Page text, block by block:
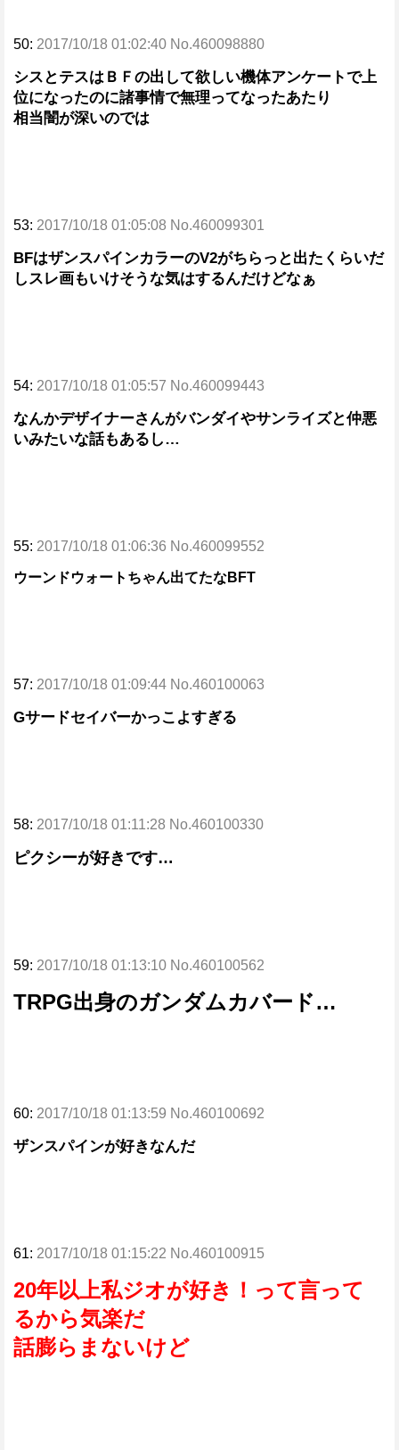
50: 2017/10/18 01:02:40 No.460098880
シスとテスはＢＦの出して欲しい機体アンケートで上
位になったのに諸事情で無理ってなったあたり
相当闇が深いのでは
53: 2017/10/18 01:05:08 No.460099301
BFはザンスパインカラーのV2がちらっと出たくらいだ
しスレ画もいけそうな気はするんだけどなぁ
54: 2017/10/18 01:05:57 No.460099443
なんかデザイナーさんがバンダイやサンライズと仲悪
いみたいな話もあるし…
55: 2017/10/18 01:06:36 No.460099552
ウーンドウォートちゃん出てたなBFT
57: 2017/10/18 01:09:44 No.460100063
Gサードセイバーかっこよすぎる
58: 2017/10/18 01:11:28 No.460100330
ピクシーが好きです…
59: 2017/10/18 01:13:10 No.460100562
TRPG出身のガンダムカバード…
60: 2017/10/18 01:13:59 No.460100692
ザンスパインが好きなんだ
61: 2017/10/18 01:15:22 No.460100915
20年以上私ジオが好き！って言って
るから気楽だ
話膨らまないけど